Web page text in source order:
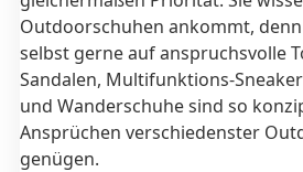
Outdoorschuhen ankommt,
selbst gerne auf anspruchsvolle
Sandalen, Multifunktions-Sneaker
und Wanderschuhe sind so
Ansprüchen verschiedenster
genügen.